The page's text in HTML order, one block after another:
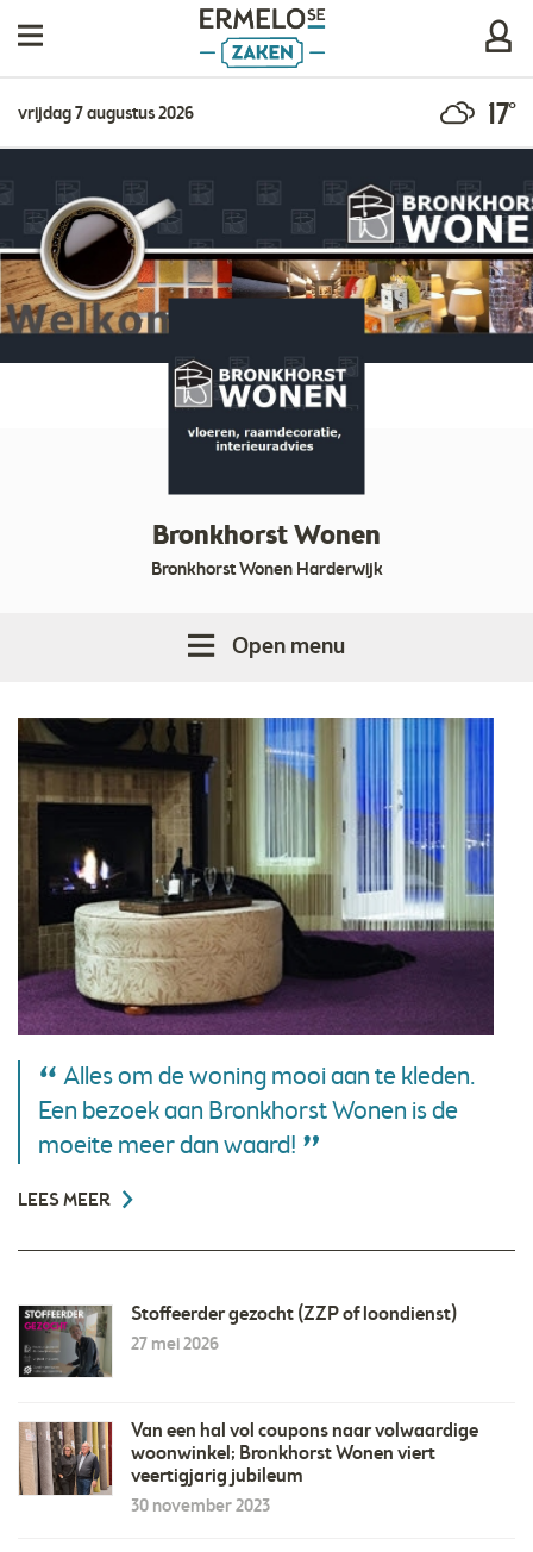
vrijdag 7 augustus 2026 17°
Bronkhorst Wonen
Bronkhorst Wonen Harderwijk
Open menu
Alles om de woning mooi aan te kleden.
Een bezoek aan Bronkhorst Wonen is de
moeite meer dan waard!
LEES MEER
Stoffeerder gezocht (ZZP of loondienst)
27 mei 2026
Van een hal vol coupons naar volwaardige
woonwinkel; Bronkhorst Wonen viert
veertigjarig jubileum
30 november 2023